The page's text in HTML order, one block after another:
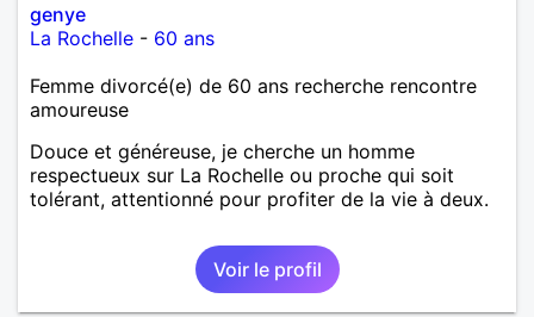
genye
La Rochelle - 60 ans
Femme divorcé(e) de 60 ans recherche rencontre
amoureuse
Douce et généreuse, je cherche un homme
respectueux sur La Rochelle ou proche qui soit
tolérant, attentionné pour profiter de la vie à deux.
Voir le profil